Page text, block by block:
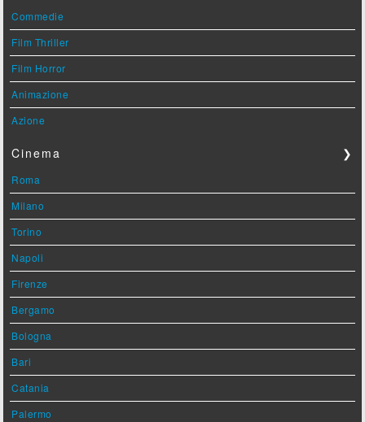
Commedie
Film Thriller
Film Horror
Animazione
Azione
Cinema ❯
Roma
Milano
Torino
Napoli
Firenze
Bergamo
Bologna
Bari
Catania
Palermo